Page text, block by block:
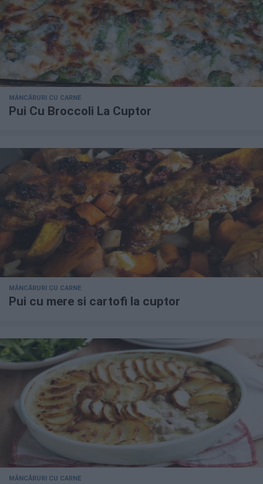
MÂNCĂRURI CU CARNE
Pui Cu Broccoli La Cuptor
MÂNCĂRURI CU CARNE
Pui cu mere si cartofi la cuptor
MÂNCĂRURI CU CARNE